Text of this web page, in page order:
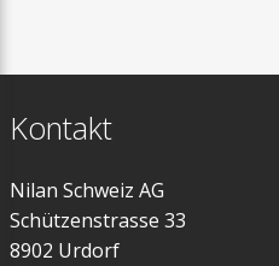
Kontakt
Nilan Schweiz AG
Schützenstrasse 33
8902 Urdorf